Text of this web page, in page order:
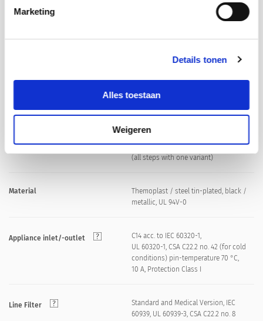
Marketing
Details tonen
Alles toestaan
Weigeren
Protection Class
Terminal
Flexible wire connection
Flexible wire AWG16, 150 mm
Mounting screw torque max 0.5 Nm
Snap-in: 0.8 mm to 2 mm
(all steps with one variant)
Material
Themoplast / steel tin-plated, black /
metallic, UL 94V-0
Appliance inlet/-outlet
C14 acc. to IEC 60320-1,
UL 60320-1, CSA C22.2 no. 42 (for cold
conditions) pin-temperature 70 °C,
10 A, Protection Class I
Line Filter
Standard and Medical Version, IEC
60939, UL 60939-3, CSA C22.2 no. 8